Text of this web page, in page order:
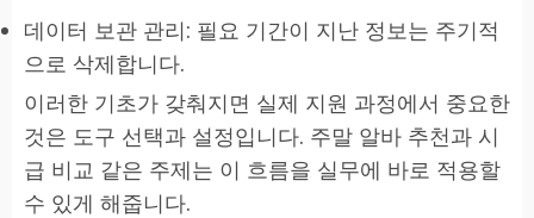
데이터 보관 관리: 필요 기간이 지난 정보는 주기적
으로 삭제합니다.
이러한 기초가 갖춰지면 실제 지원 과정에서 중요한
것은 도구 선택과 설정입니다. 주말 알바 추천과 시
급 비교 같은 주제는 이 흐름을 실무에 바로 적용할
수 있게 해줍니다.